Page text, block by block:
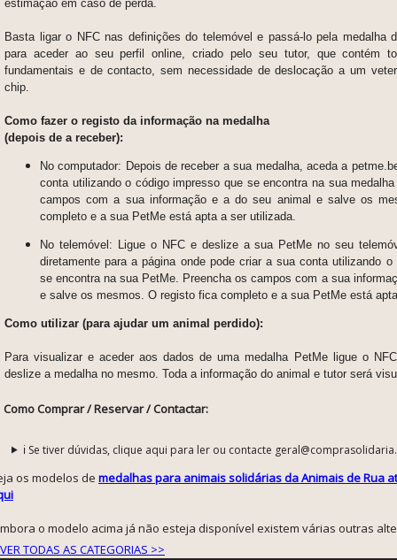
estimação em caso de perda.
Basta ligar o NFC nas definições do telemóvel e passá-lo pela medalha
para aceder ao seu perfil online, criado pelo seu tutor, que contém
fundamentais e de contacto, sem necessidade de deslocação a um
chip.
Como fazer o registo da informação na medalha
(depois de a receber):
No computador: Depois de receber a sua medalha, aceda a
conta utilizando o código impresso que se encontra na sua
campos com a sua informação e a do seu animal e salve os
completo e a sua PetMe está apta a ser utilizada.
No telemóvel: Ligue o NFC e deslize a sua PetMe no seu
diretamente para a página onde pode criar a sua conta utilizando o
se encontra na sua PetMe. Preencha os campos com a sua
e salve os mesmos. O registo fica completo e a sua PetMe está
Como utilizar (para ajudar um animal perdido):
Para visualizar e aceder aos dados de uma medalha PetMe ligue o
deslize a medalha no mesmo. Toda a informação do animal e tutor será
Como Comprar / Reservar / Contactar:
ℹ️ Se tiver dúvidas, clique aqui para ler ou contacte
os modelos de medalhas para animais solidárias da Animais de Rua
o modelo acima já não esteja disponível existem várias outras
VER TODAS AS CATEGORIAS >>